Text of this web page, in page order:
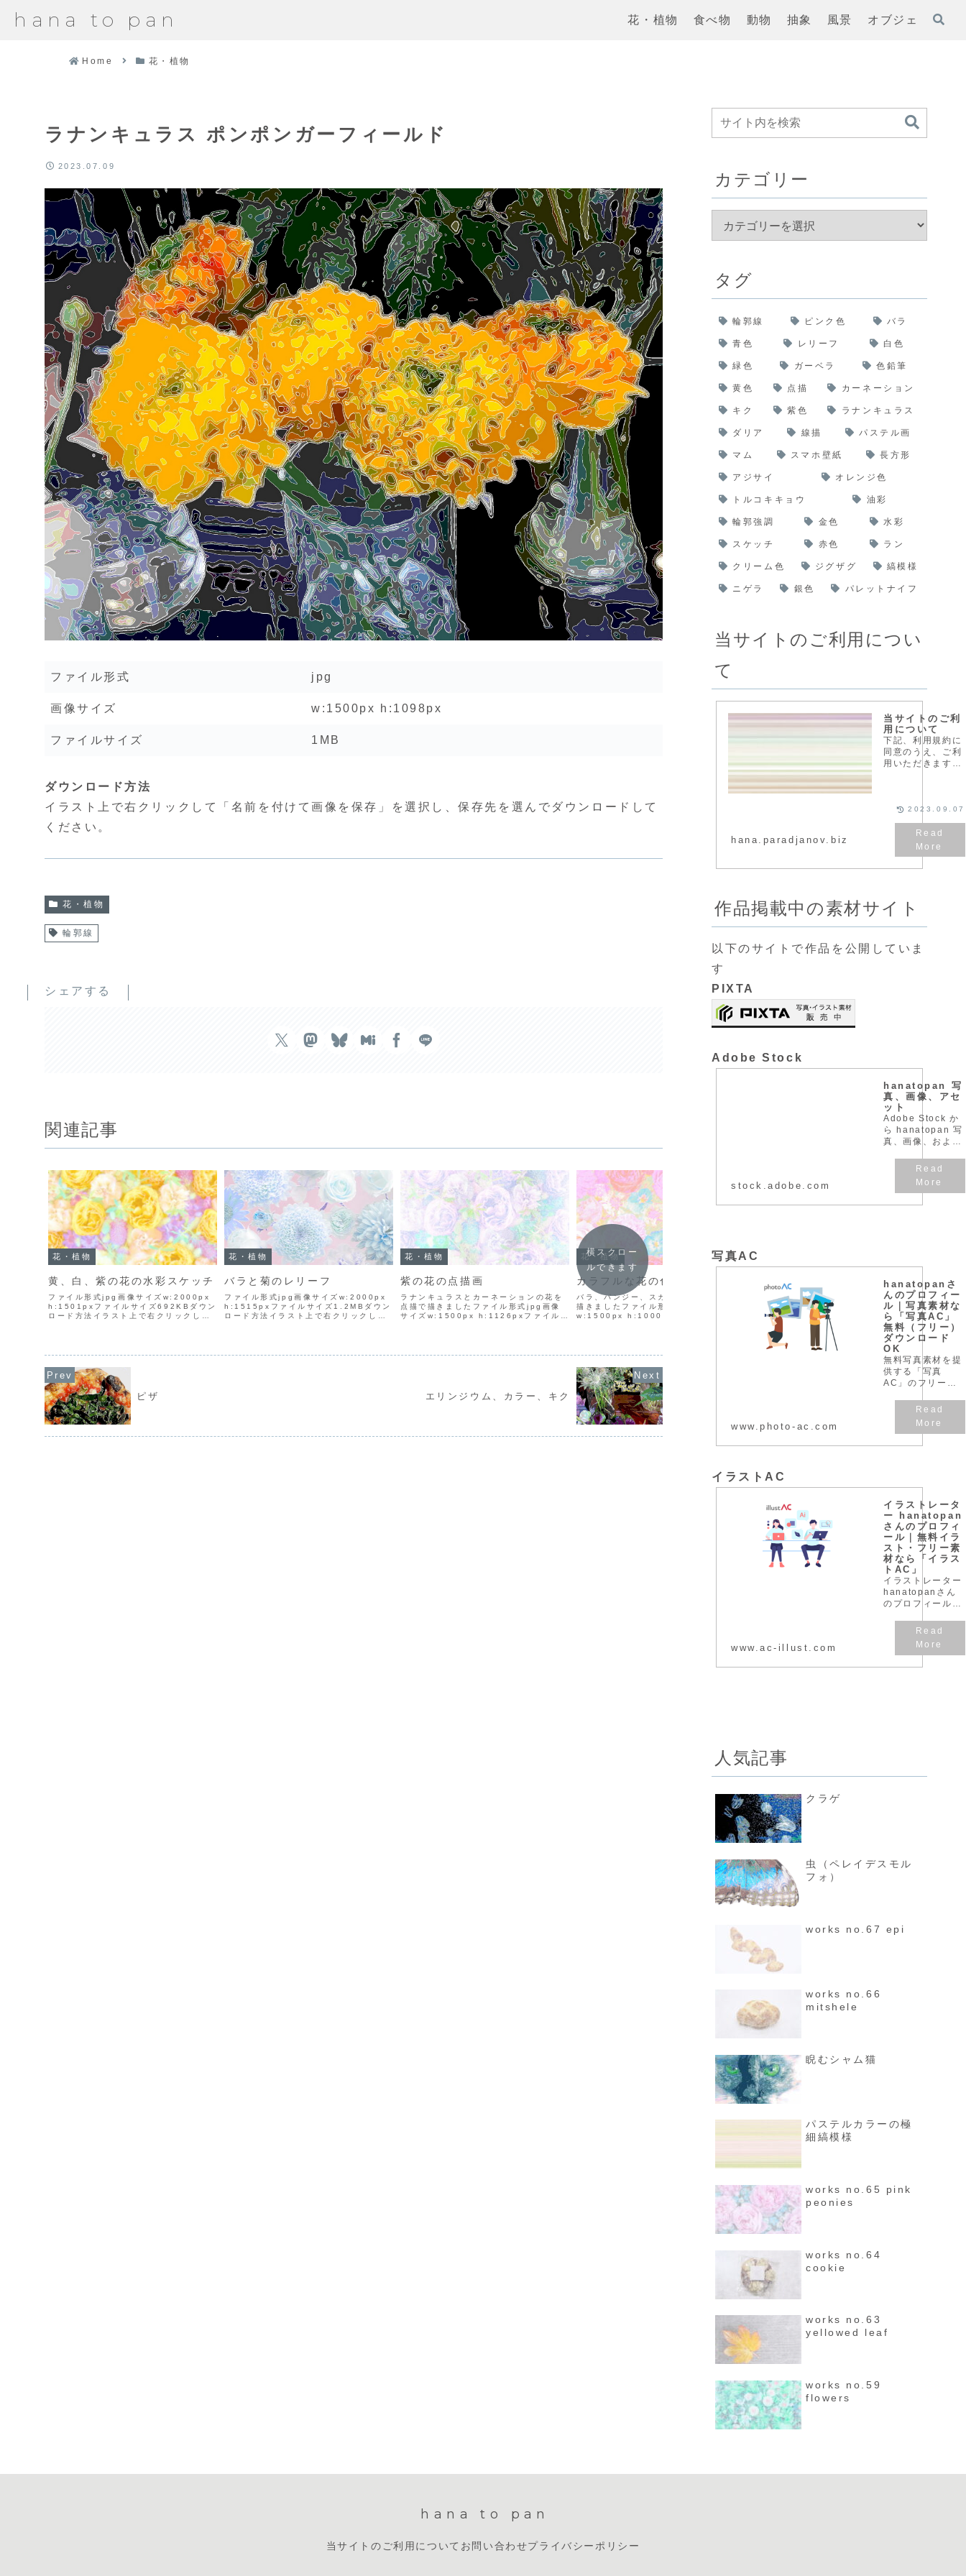
hana to pan 花・植物 食べ物 動物 抽象 風景 オブジェ
Home 花・植物
ラナンキュラス ポンポンガーフィールド
2023.07.09
ファイル形式 jpg
画像サイズ w:1500px h:1098px
ファイルサイズ 1MB
ダウンロード方法
イラスト上で右クリックして「名前を付けて画像を保存」を選択し、保存先を選んでダウンロードして
ください。
花・植物
輪郭線
シェアする
関連記事
花・植物
黄、白、紫の花の水彩スケッチ
ファイル形式jpg画像サイズw:2000px
h:1501pxファイルサイズ692KBダウン
ロード方法イラスト上で右クリックして
花・植物
バラと菊のレリーフ
ファイル形式jpg画像サイズw:2000px
h:1515pxファイルサイズ1.2MBダウン
ロード方法イラスト上で右クリックして
花・植物
紫の花の点描画
ラナンキュラスとカーネーションの花を
点描で描きましたファイル形式jpg画像
サイズw:1500px h:1126pxファイルサ
ロー...
花・植物
カラフルな花の色鉛筆画
バラ、パンジー、スカビオサを色鉛筆で
描きましたファイル形式jpg画像サイズ
w:1500px h:1000pxファイルサイズ
ードして...
桜の花びら（青）
桜の花びらのイラストです。ファイル形
式jpg画像サイズw:1500px h:1000px
ファイルサイズ1.0MBダウンロード方法
イラスト上で右クリックして「名前を付
けて画像を保存」を選択し、保存先を選
んでダウンロードしてください。
銀色
カーネ
式jpg画
ファイ
イラス
けて画
んでダ
横スクロー
ルできます
ピザ エリンジウム、カラー、キク
カテゴリー
タグ
輪郭線 ピンク色 バラ
青色 レリーフ 白色
緑色 ガーベラ 色鉛筆
黄色 点描 カーネーション
キク 紫色 ラナンキュラス
ダリア 線描 パステル画
マム スマホ壁紙 長方形
アジサイ オレンジ色
トルコキキョウ 油彩
輪郭強調 金色 水彩
スケッチ 赤色 ラン
クリーム色 ジグザグ 縞模様
ニゲラ 銀色 パレットナイフ
当サイトのご利用につい
て
当サイトのご利
用について
下記、利用規約に
同意のうえ、ご利
用いただきますよ
いる素材は、個
人・法人を問わず
ご利用いただけま
す。クレジットの
表記、メールでの
連絡などは必要あ
hana.paradjanov.biz
2023.09.07
作品掲載中の素材サイト
以下のサイトで作品を公開していま
す
PIXTA
Adobe Stock
hanatopan 写
真、画像、アセ
ット
Adobe Stock か
ら hanatopan 写
真、画像、および
ロードします。
stock.adobe.com
写真AC
hanatopanさ
んのプロフィー
ル｜写真素材な
ら「写真AC」
無料（フリー）
ダウンロード
OK
無料写真素材を提
供する「写真
AC」のフリー写
商用を問わず無料
ます。クレジット
してお使いくださ
www.photo-ac.com
イラストAC
イラストレータ
ー hanatopan
さんのプロフィ
ール｜無料イラ
スト・フリー素
材なら「イラス
トAC」
イラストレーター
hanatopanさん
のプロフィール,
無料でおしゃれな
ベント・人物・動
www.ac-illust.com
人気記事
クラゲ
虫（ペレイデスモル
フォ）
works no.67 epi
works no.66
mitshele
睨むシャム猫
パステルカラーの極
細縞模様
works no.65 pink
peonies
works no.64
cookie
works no.63
yellowed leaf
works no.59
flowers
hana to pan
当サイトのご利用について お問い合わせプライバシーポリシー